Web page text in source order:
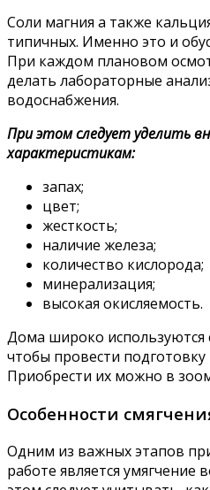
Соли магния а также
типичных. Именно это и
При каждом плановом
делать лабораторные
водоснабжения.
При этом следует уделить
характеристикам:
запах;
цвет;
жесткость;
наличие железа;
количество кислорода;
минерализация;
высокая окисляемость.
Дома широко
чтобы провести
Приобрести их можно в
Особенности
Одним из важных этапов
работе является умягчение